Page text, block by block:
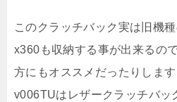
このクラッチバック実は旧機
x360も収納する事が出来るの
方にもオススメだったりしま
v006TUはレザークラッチバッ